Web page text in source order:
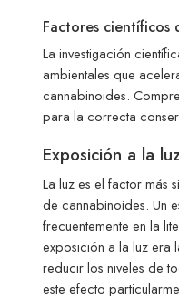
Factores científicos
La investigación
ambientales que
cannabinoides.
para la correcta
Exposición a la
La luz es el factor más
de cannabinoides. Un
frecuentemente en la
exposición a la luz era
reducir los niveles de
este efecto